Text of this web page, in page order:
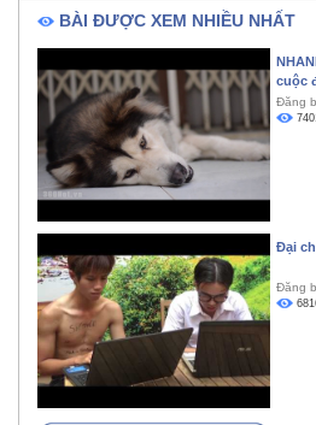
BÀI ĐƯỢC XEM NHIỀU NHẤT
cuộc
Đăng
Đại
Đăng